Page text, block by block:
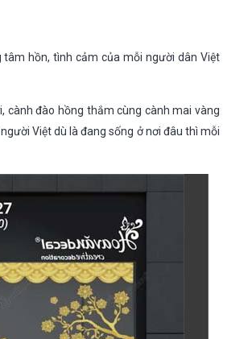
hồn, tình cảm của mỗi người dân Việt
cành đào hồng thắm cùng cành mai vàng
Việt dù là đang sống ở nơi đâu thì mỗi